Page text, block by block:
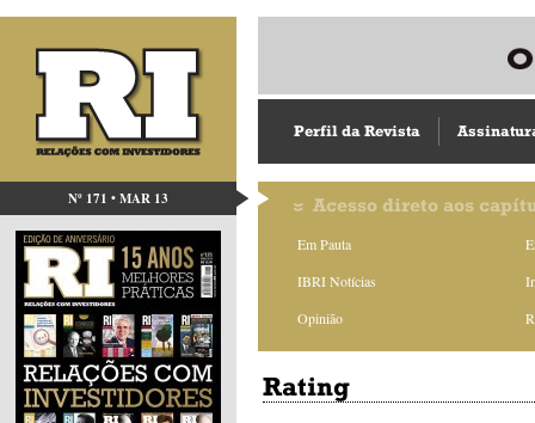
Nº 171 • MAR 13
Perfil da Revista
Acesso direto aos
Em Pauta
IBRI Notícias
Opinião
Rating